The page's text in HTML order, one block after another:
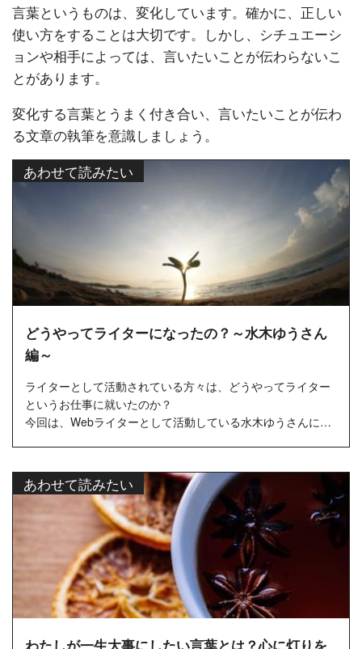
言葉というものは、変化しています。確かに、正しい
使い方をすることは大切です。しかし、シチュエーシ
ョンや相手によっては、言いたいことが伝わらないこ
とがあります。
変化する言葉とうまく付き合い、言いたいことが伝わ
る文章の執筆を意識しましょう。
あわせて読みたい
どうやってライターになったの？～水木ゆうさん
編～
ライターとして活動されている方々は、どうやってライター
というお仕事に就いたのか？
今回は、Webライターとして活動している水木ゆうさんにイ
あわせて読みたい
わたしが一生大事にしたい言葉とは？心に灯りを